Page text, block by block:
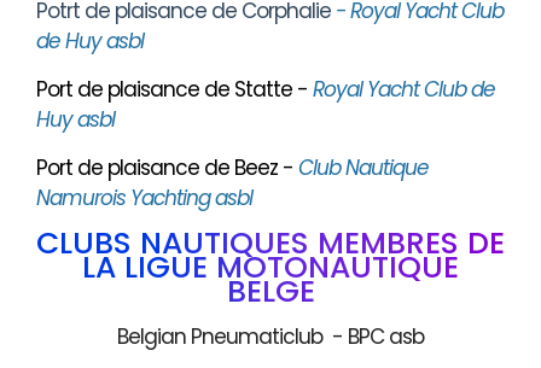
Potrt de plaisance de Corphalie - Royal Yacht Club
de Huy asbl
Port de plaisance de Statte - Royal Yacht Club de
Huy asbl
Port de plaisance de Beez - Club Nautique
Namurois Yachting asbl
CLUBS NAUTIQUES MEMBRES DE
LA LIGUE MOTONAUTIQUE
BELGE
Belgian Pneumaticlub - BPC asb